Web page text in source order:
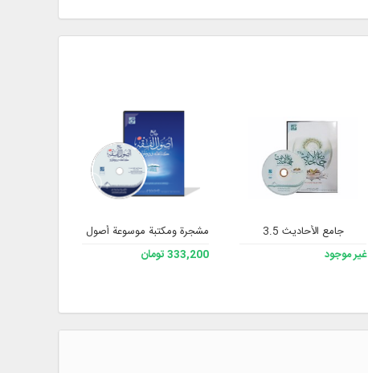
جامع الأحاديث 3.5
غير موجود
مشجرة ومكتبة موسوعة أصول الفقه، الإصدار 3
333,200 تومان